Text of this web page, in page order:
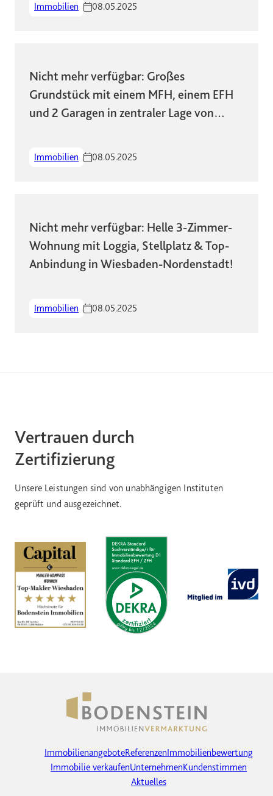
Immobilien 08.05.2025
Nicht mehr verfügbar: Großes
Grundstück mit einem MFH, einem EFH
und 2 Garagen in zentraler Lage von
Immobilien 08.05.2025
Nicht mehr verfügbar: Helle 3-Zimmer-
Wohnung mit Loggia, Stellplatz & Top-
Anbindung in Wiesbaden-Nordenstadt!
Immobilien 08.05.2025
Vertrauen durch
Zertifizierung
Unsere Leistungen sind von unabhängigen Instituten
geprüft und ausgezeichnet.
ImmobilienangeboteReferenzenImmobilienbewertung
Immobilie verkaufenUnternehmenKundenstimmen
Aktuelles